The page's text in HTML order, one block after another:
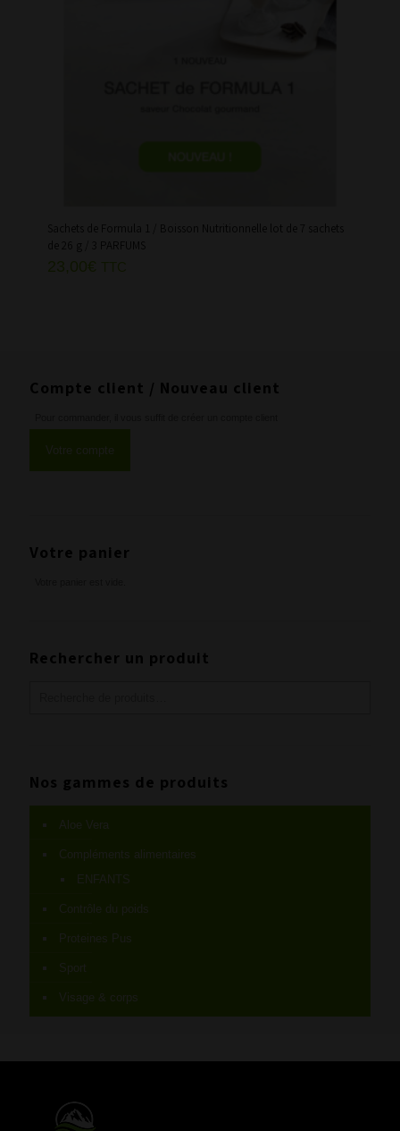
Sachets de Formula 1 / Boisson Nutritionnelle lot de 7 sachets
de 26 g / 3 PARFUMS
23,00€ TTC
Compte client / Nouveau client
Votre compte
Votre panier
Rechercher un produit
Nos gammes de produits
Aloe Vera
Compléments alimentaires
ENFANTS
Contrôle du poids
Proteines Pus
Sport
Visage & corps